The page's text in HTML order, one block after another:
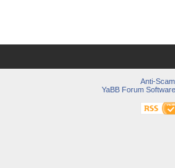
Anti-Scam
YaBB Forum Software